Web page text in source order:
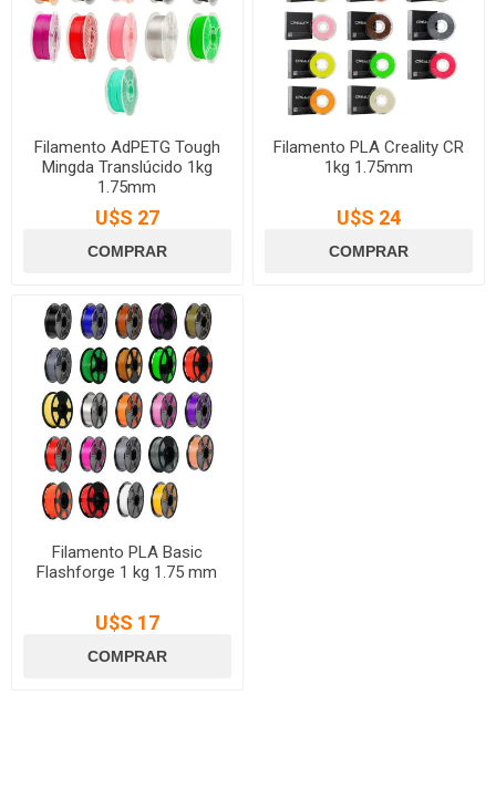
Filamento AdPETG Tough
Mingda Translúcido 1kg
1.75mm
U$S 27
Filamento PLA Creality CR
1kg 1.75mm
U$S 24
Filamento PLA Basic
Flashforge 1 kg 1.75 mm
U$S 17